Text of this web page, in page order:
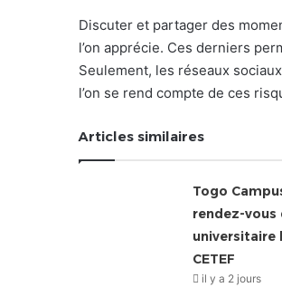
Discuter et partager des
l’on apprécie. Ces derniers
Seulement, les réseaux
l’on se rend compte de ces
Articles similaires
Togo
rendez-vous
universitaire
CETEF
il y a 2 jours